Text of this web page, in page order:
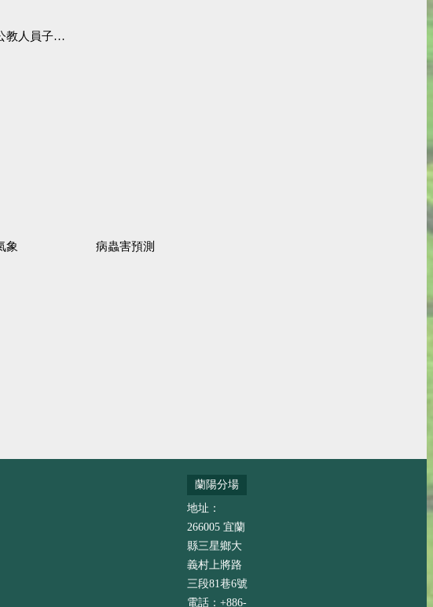
子女教育補助規定
象 病蟲害預測
蘭陽分場
地址：
266005 宜蘭
縣三星鄉大
義村上將路
三段81巷6號
電話：+886-